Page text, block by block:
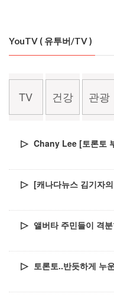
YouTV ( 유투버/TV )
TV 건강 관광
Chany Lee [토론토 부동산]
[캐나다뉴스 김기자의 속보 브리핑]
앨버타 주민들이 격분한 원인은 테크 기업 메타(Meta)가 에드먼턴 북쪽 스
토론토..반듯하게 누운